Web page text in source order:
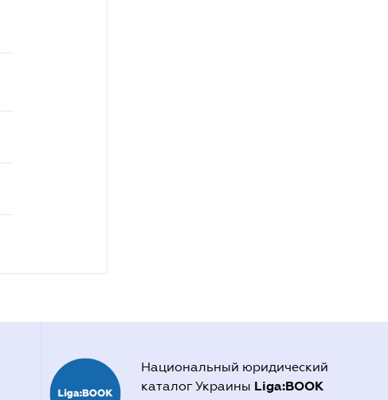
Национальный юридический
каталог Украины Liga:BOOK